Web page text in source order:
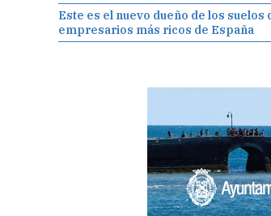
Este es el nuevo dueño de los
empresarios más ricos de España